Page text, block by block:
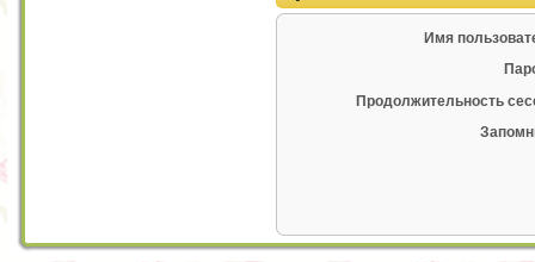
Имя
Продолжительность